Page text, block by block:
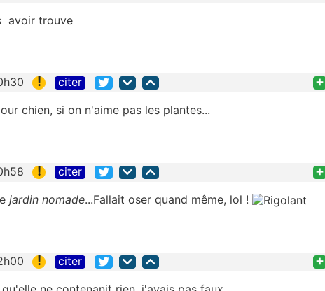
avoir trouve
! citer +
chien, si on n'aime pas les plantes...
! citer +
jardin nomade...Fallait oser quand même, lol !
! citer +